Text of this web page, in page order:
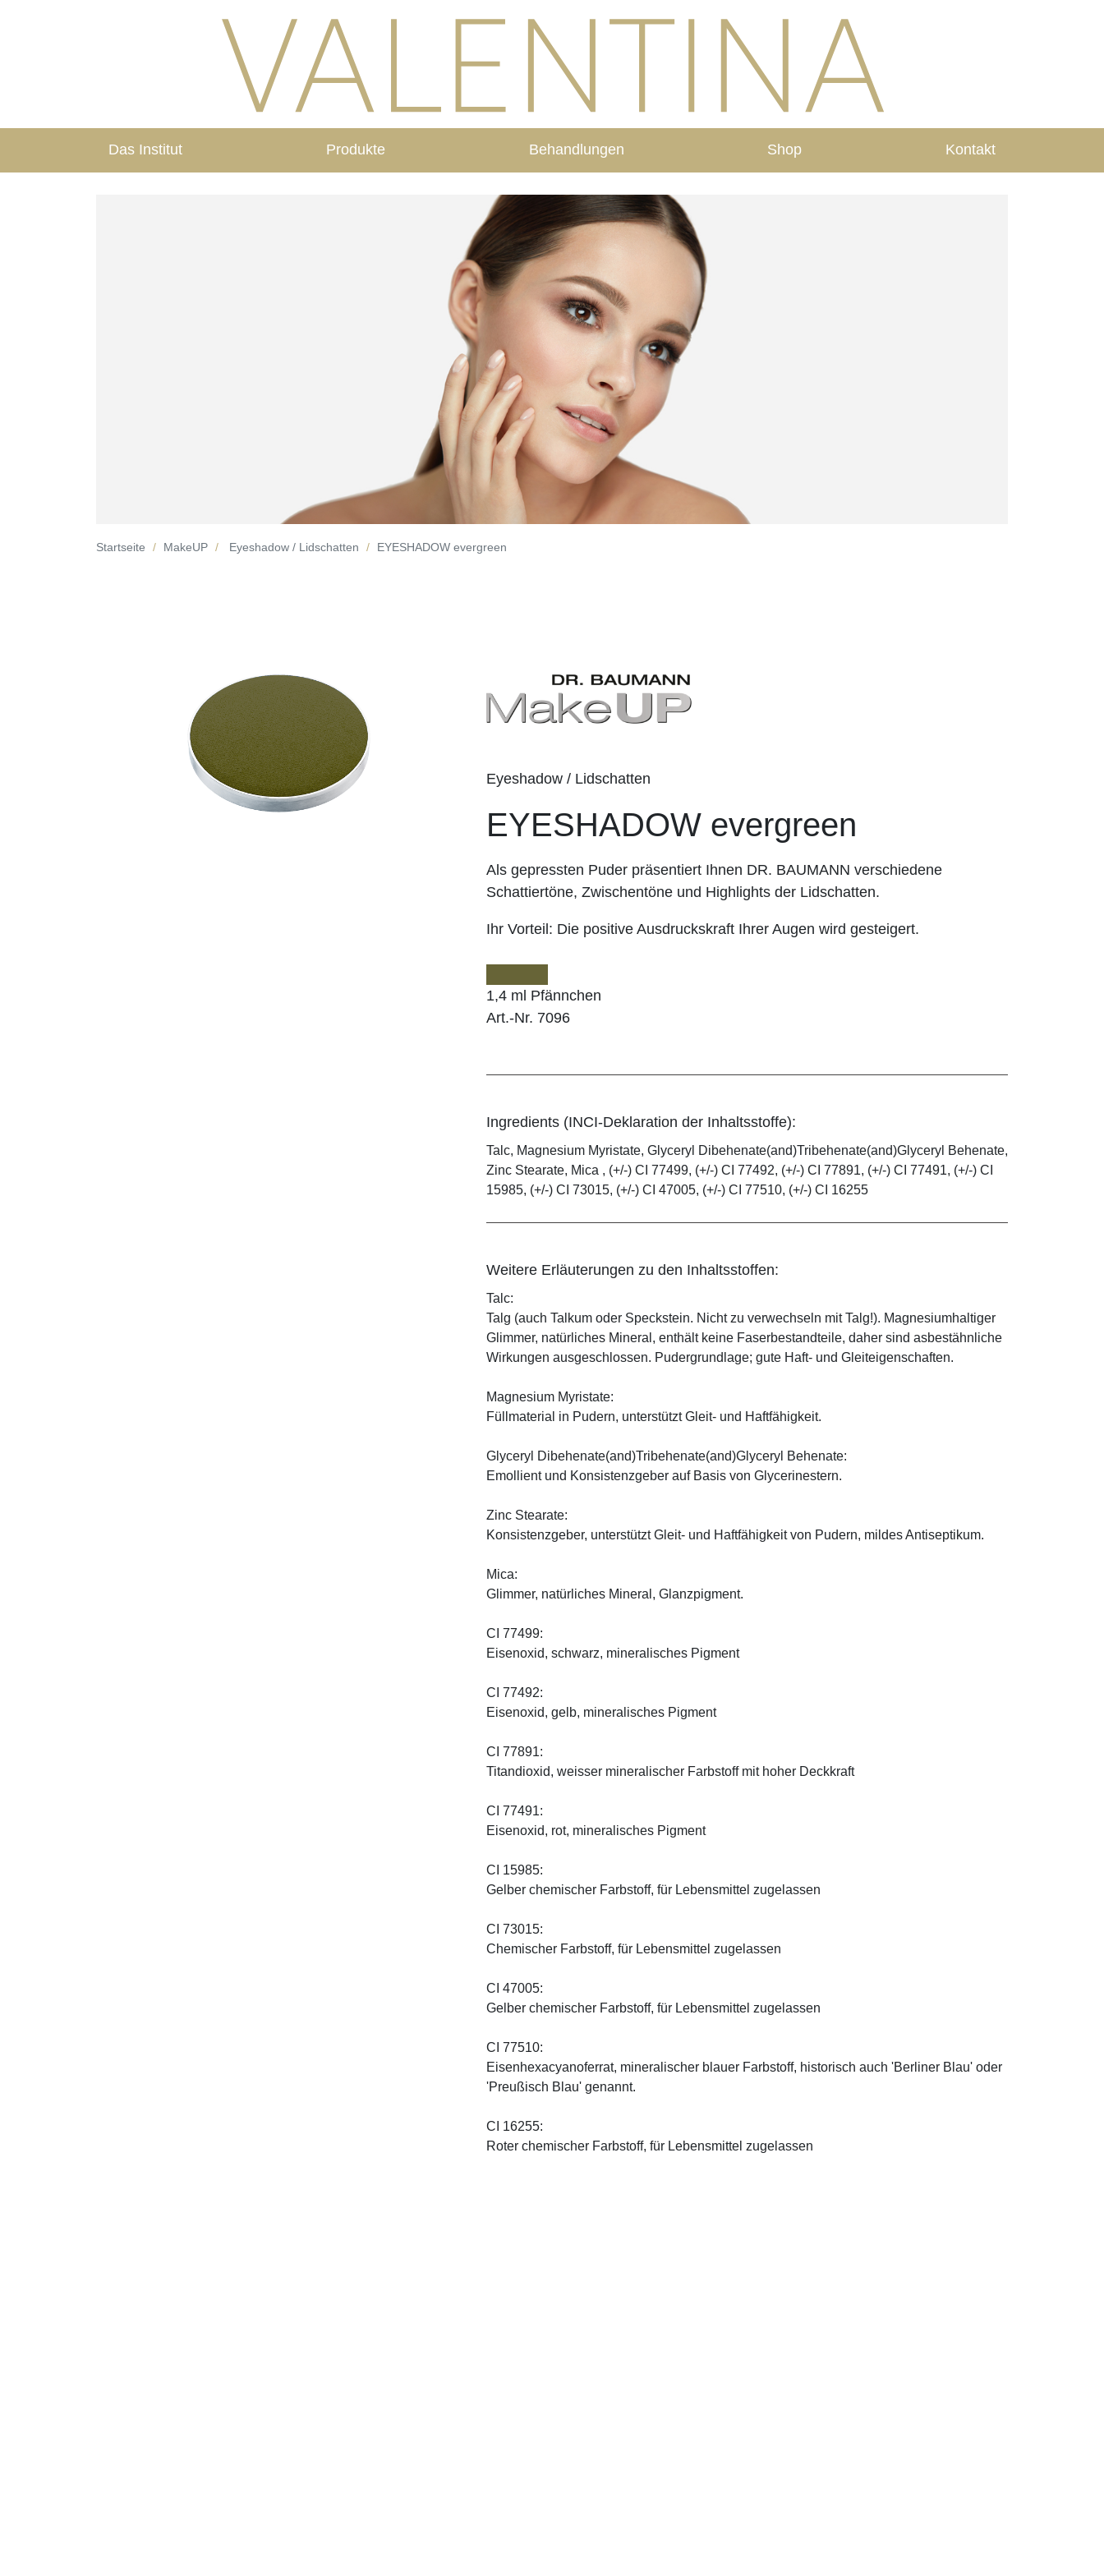
Das Institut Produkte Behandlungen Shop Kontakt
Startseite MakeUP Eyeshadow / Lidschatten EYESHADOW evergreen
Eyeshadow / Lidschatten
EYESHADOW evergreen
Als gepressten Puder präsentiert Ihnen DR. BAUMANN verschiedene
Schattiertöne, Zwischentöne und Highlights der Lidschatten.
Ihr Vorteil: Die positive Ausdruckskraft Ihrer Augen wird gesteigert.
1,4 ml Pfännchen
Art.-Nr. 7096
Ingredients (INCI-Deklaration der Inhaltsstoffe):
Talc, Magnesium Myristate, Glyceryl Dibehenate(and)Tribehenate(and)Glyceryl Behenate,
Zinc Stearate, Mica , (+/-) CI 77499, (+/-) CI 77492, (+/-) CI 77891, (+/-) CI 77491, (+/-) CI
15985, (+/-) CI 73015, (+/-) CI 47005, (+/-) CI 77510, (+/-) CI 16255
Weitere Erläuterungen zu den Inhaltsstoffen:
Talc:
Talg (auch Talkum oder Speckstein. Nicht zu verwechseln mit Talg!). Magnesiumhaltiger
Glimmer, natürliches Mineral, enthält keine Faserbestandteile, daher sind asbestähnliche
Wirkungen ausgeschlossen. Pudergrundlage; gute Haft- und Gleiteigenschaften.
Magnesium Myristate:
Füllmaterial in Pudern, unterstützt Gleit- und Haftfähigkeit.
Glyceryl Dibehenate(and)Tribehenate(and)Glyceryl Behenate:
Emollient und Konsistenzgeber auf Basis von Glycerinestern.
Zinc Stearate:
Konsistenzgeber, unterstützt Gleit- und Haftfähigkeit von Pudern, mildes Antiseptikum.
Mica:
Glimmer, natürliches Mineral, Glanzpigment.
CI 77499:
Eisenoxid, schwarz, mineralisches Pigment
CI 77492:
Eisenoxid, gelb, mineralisches Pigment
CI 77891:
Titandioxid, weisser mineralischer Farbstoff mit hoher Deckkraft
CI 77491:
Eisenoxid, rot, mineralisches Pigment
CI 15985:
Gelber chemischer Farbstoff, für Lebensmittel zugelassen
CI 73015:
Chemischer Farbstoff, für Lebensmittel zugelassen
CI 47005:
Gelber chemischer Farbstoff, für Lebensmittel zugelassen
CI 77510:
Eisenhexacyanoferrat, mineralischer blauer Farbstoff, historisch auch 'Berliner Blau' oder
'Preußisch Blau' genannt.
CI 16255:
Roter chemischer Farbstoff, für Lebensmittel zugelassen